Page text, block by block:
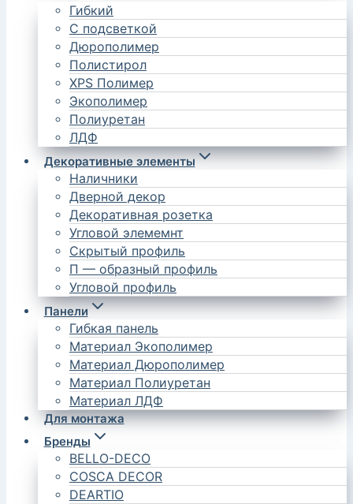
Гибкий
С подсветкой
Дюрополимер
Полистирол
XPS Полимер
Экополимер
Полиуретан
ЛДФ
Декоративные элементы
Наличники
Дверной декор
Декоративная розетка
Угловой элемемнт
Скрытый профиль
П — образный профиль
Угловой профиль
Панели
Гибкая панель
Материал Экополимер
Материал Дюрополимер
Материал Полиуретан
Материал ЛДФ
Для монтажа
Бренды
BELLO-DECO
COSCA DECOR
DEARTIO